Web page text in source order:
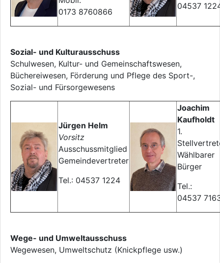
0173 8760866
04537
Sozial- und Kulturausschuss
Schulwesen, Kultur- und Gemeinschaftswesen,
Büchereiwesen, Förderung und Pflege des Sport-,
Sozial- und Fürsorgewesens
Jürgen Helm
Vorsitz
Ausschussmitglied
Gemeindevertreter
Tel.: 04537 1224
Joachim
Kaufholdt
1.
Wählbarer
Bürger
Tel.:
04537
Wege- und Umweltausschuss
Wegewesen, Umweltschutz (Knickpflege usw.)